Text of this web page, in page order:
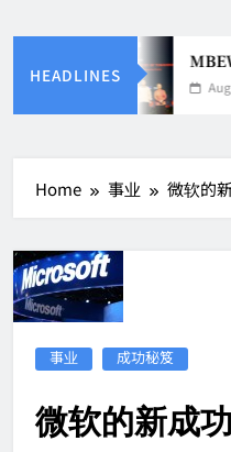
HEADLINES
Aug
Home 事业 微软的
事业 成功秘笈
微软的新成功